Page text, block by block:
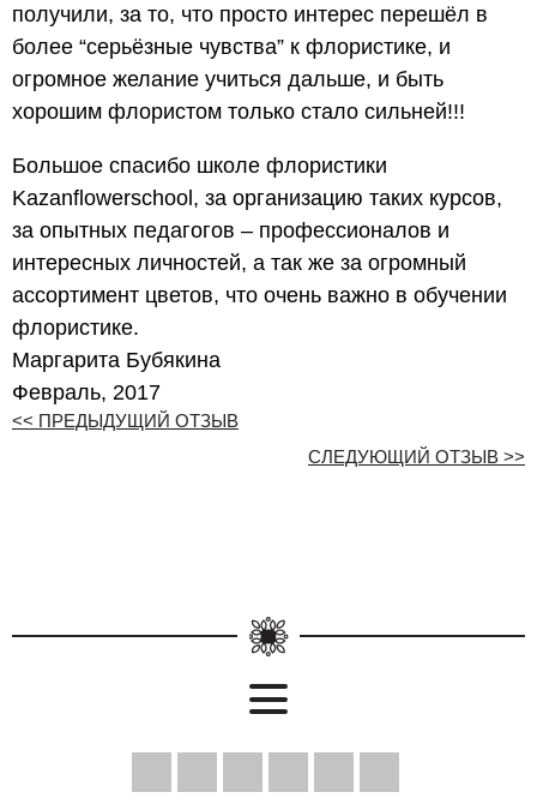
получили, за то, что просто интерес перешёл в
более “серьёзные чувства” к флористике, и
огромное желание учиться дальше, и быть
хорошим флористом только стало сильней!!!
Большое спасибо школе флористики
Kazanflowerschool, за организацию таких курсов,
за опытных педагогов – профессионалов и
интересных личностей, а так же за огромный
ассортимент цветов, что очень важно в обучении
флористике.
Маргарита Бубякина
Февраль, 2017
<< ПРЕДЫДУЩИЙ ОТЗЫВ
СЛЕДУЮЩИЙ ОТЗЫВ >>